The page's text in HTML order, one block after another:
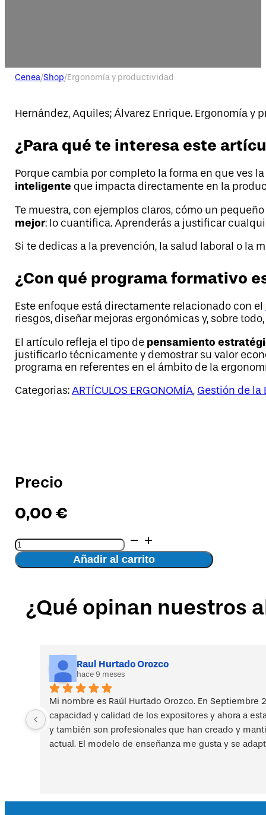
Cenea/Shop/Ergonomía y productividad
Hernández, Aquiles; Álvarez Enrique. Ergonomía y
¿Para qué te interesa este
Porque cambia por completo la forma en que ves
inteligente que impacta directamente en la
Te muestra, con ejemplos claros, cómo un
mejor: lo cuantifica. Aprenderás a justificar
Si te dedicas a la prevención, la salud laboral o la
¿Con qué programa formativo
Este enfoque está directamente relacionado con el
riesgos, diseñar mejoras ergonómicas y, sobre
El artículo refleja el tipo de pensamiento
justificarlo técnicamente y demostrar su valor
programa en referentes en el ámbito de la
Categorias:ARTÍCULOS ERGONOMÍA, Gestión de la
Precio
0,00€
Ergonomía
y
productividadAñadir al carrito
¿Qué opinan nuestros
Raul Hurtado Orozco
hace 9 meses
Mi nombre es Raúl Hurtado Orozco. En
capacidad y calidad de los expositores y ahora a
y también son profesionales que han creado y
actual. El modelo de enseñanza me gusta y se